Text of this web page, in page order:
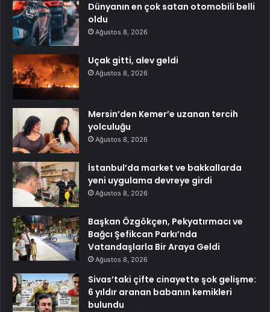
Dünyanın en çok satan otomobili belli
oldu
Ağustos 8, 2026
Uçak gitti, alev geldi
Ağustos 8, 2026
Mersin’den Kemer’e uzanan tercih
yolculuğu
Ağustos 8, 2026
İstanbul’da market ve bakkallarda
yeni uygulama devreye girdi
Ağustos 8, 2026
Başkan Özgökçen, Pekyatırmacı ve
Bağcı Şefikcan Parkı’nda
Vatandaşlarla Bir Araya Geldi
Ağustos 8, 2026
Sivas’taki çifte cinayette şok gelişme:
6 yıldır aranan babanın kemikleri
bulundu